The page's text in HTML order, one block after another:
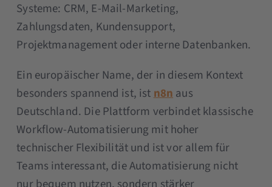
Systeme: CRM, E-Mail-Marketing,
Zahlungsdaten, Kundensupport,
Projektmanagement oder interne Datenbanken.
Ein europäischer Name, der in diesem Kontext
besonders spannend ist, istn8naus
Deutschland. Die Plattform verbindet klassische
Workflow-Automatisierung mit hoher
technischer Flexibilität und ist vor allem für
Teams interessant, die Automatisierung nicht